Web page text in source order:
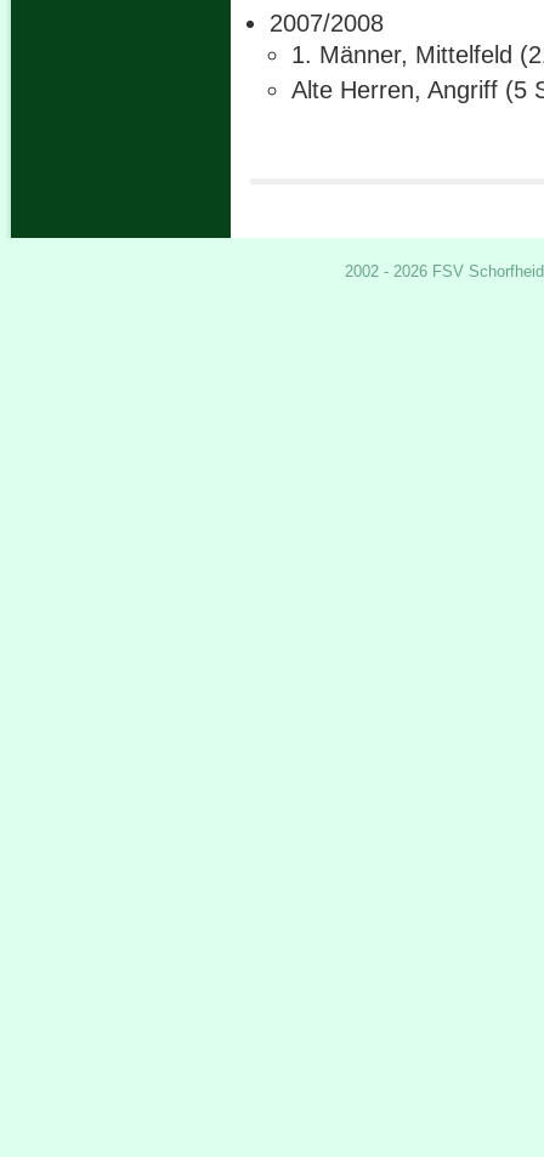
2007/2008
1. Männer, Mittelfeld
Alte Herren, Angriff (5
2002 - 2026 FSV